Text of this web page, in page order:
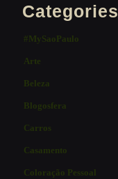
Categories
#MySaoPaulo
Arte
Beleza
Blogosfera
Carros
Casamento
Coloração Pessoal